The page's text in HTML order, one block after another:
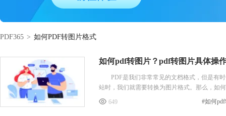
PDF365 > 如何PDF转图片格式
如何pdf转图片？pdf转图片具体操
PDF是我们非常常见的文档格式，但是有时
站时，我们就需要转换为图片格式。那么，如
649 #如何